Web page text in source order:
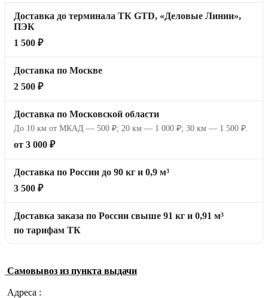
Доставка до терминала ТК GTD, «Деловые Линии»,
ПЭК
1 500 ₽
Доставка по Москве
2 500 ₽
Доставка по Московской области
До 10 км от МКАД — 500 ₽; 20 км — 1 000 ₽; 30 км — 1 500 ₽.
от 3 000 ₽
Доставка по России до 90 кг и 0,9 м³
3 500 ₽
Доставка заказа по России свыше 91 кг и 0,91 м³
по тарифам ТК
Самовывоз из пункта выдачи
Адреса :